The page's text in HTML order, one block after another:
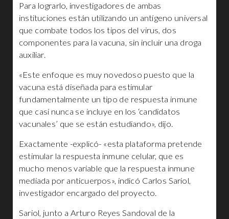
Para lograrlo, investigadores de ambas
instituciones están utilizando un antígeno universal
que combate todos los tipos del virus, dos
componentes para la vacuna, sin incluir una droga
auxiliar.
«Este enfoque es muy novedoso puesto que la
vacuna está diseñada para estimular
fundamentalmente un tipo de respuesta inmune
que casi nunca se incluye en los ‘candidatos
vacunales’ que se están estudiando», dijo.
Exactamente -explicó- «esta plataforma pretende
estimular la respuesta inmune celular, que es
mucho menos variable que la respuesta inmune
mediada por anticuerpos», indicó Carlos Sariol,
investigador encargado del proyecto.
Sariol, junto a Arturo Reyes Sandoval de la